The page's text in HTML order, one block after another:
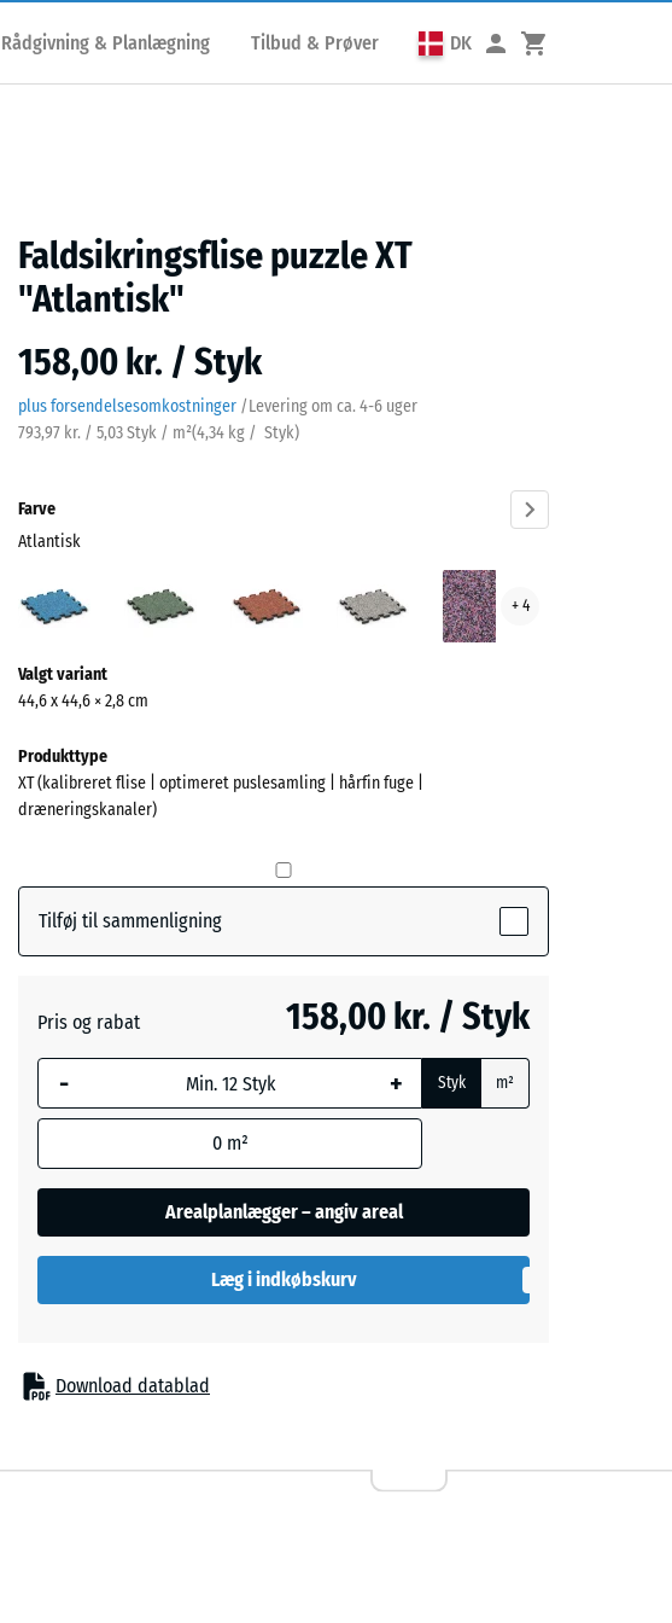
Rådgivning & Planlægning Tilbud & Prøver DK
Faldsikringsflise puzzle XT
"Atlantisk"
158,00 kr. / Styk
plus forsendelsesomkostninger /Levering om ca. 4-6 uger
793,97 kr. / 5,03 Styk / m²(4,34 kg / Styk)
Farve
Atlantisk
(active)
græs
granit
+ 4
information
om
farverne?
Vis
farvepalette
Engelsk
Grå
granit
Mørkegrå
granit
Valgt variant
44,6 x 44,6 × 2,8 cm
Produkttype
XT (kalibreret flise | optimeret puslesamling | hårfin fuge |
dræneringskanaler)
Tilføj til sammenligning
Pris og rabat 158,00 kr. / Styk
- + Styk m²
0 m²
Arealplanlægger – angiv areal
Læg i indkøbskurv
Download datablad